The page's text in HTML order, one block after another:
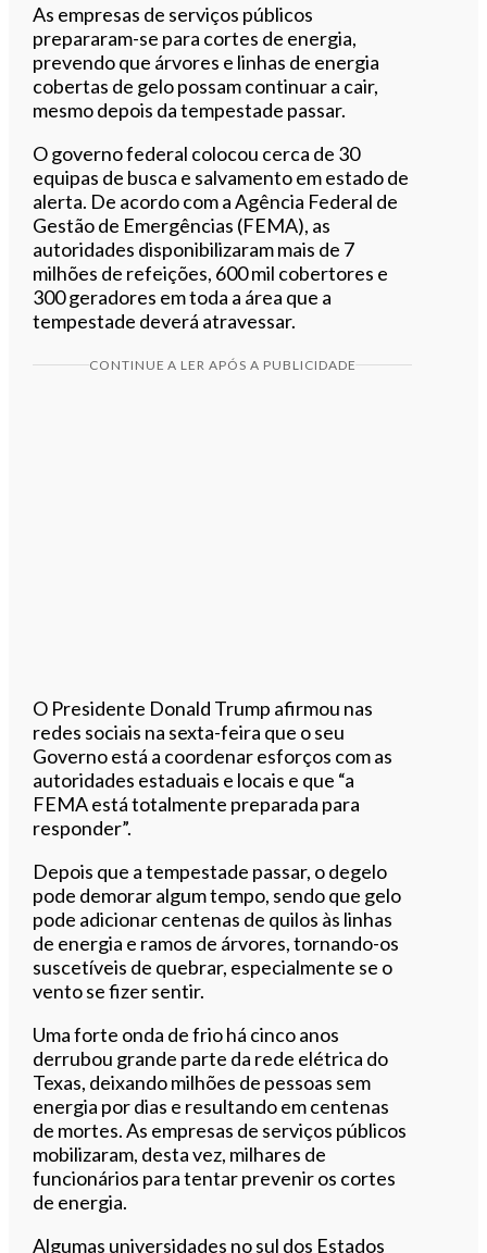
As empresas de serviços públicos
prepararam-se para cortes de energia,
prevendo que árvores e linhas de energia
cobertas de gelo possam continuar a cair,
mesmo depois da tempestade passar.
O governo federal colocou cerca de 30
equipas de busca e salvamento em estado de
alerta. De acordo com a Agência Federal de
Gestão de Emergências (FEMA), as
autoridades disponibilizaram mais de 7
milhões de refeições, 600 mil cobertores e
300 geradores em toda a área que a
tempestade deverá atravessar.
CONTINUE A LER APÓS A PUBLICIDADE
O Presidente Donald Trump afirmou nas
redes sociais na sexta-feira que o seu
Governo está a coordenar esforços com as
autoridades estaduais e locais e que “a
FEMA está totalmente preparada para
responder”.
Depois que a tempestade passar, o degelo
pode demorar algum tempo, sendo que gelo
pode adicionar centenas de quilos às linhas
de energia e ramos de árvores, tornando-os
suscetíveis de quebrar, especialmente se o
vento se fizer sentir.
Uma forte onda de frio há cinco anos
derrubou grande parte da rede elétrica do
Texas, deixando milhões de pessoas sem
energia por dias e resultando em centenas
de mortes. As empresas de serviços públicos
mobilizaram, desta vez, milhares de
funcionários para tentar prevenir os cortes
de energia.
Algumas universidades no sul dos Estados